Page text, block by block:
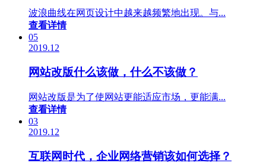
波浪曲线在网页设计中越来越频繁地出现。与...
查看详情
05
2019.12
网站改版什么该做，什么不该做？
网站改版是为了使网站更能适应市场，更能满...
查看详情
03
2019.12
互联网时代，企业网络营销该如何选择？